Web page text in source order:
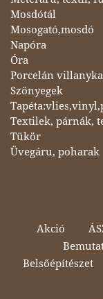
Mosdótál
Mosogató,mosdó
Napóra
Óra
Porcelán
Szőnyegek
Textilek, párnák,
Tükör
Üvegáru, poharak
Akció
Belsőépítészet